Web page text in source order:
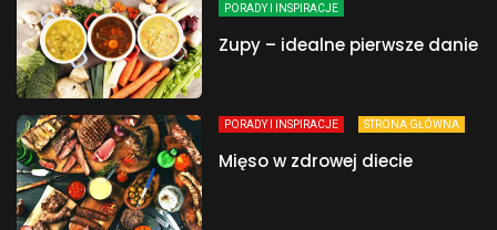
PORADY I INSPIRACJE
Zupy – idealne pierwsze danie
PORADY I INSPIRACJE STRONA GŁÓWNA
Mięso w zdrowej diecie